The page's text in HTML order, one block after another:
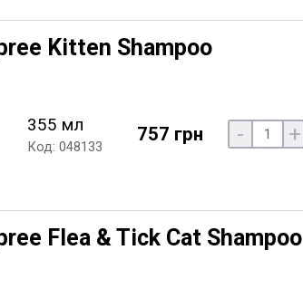
Kitten Shampoo
355 мл
Код: 048133
757 грн - +
Flea & Tick Cat Shampoo